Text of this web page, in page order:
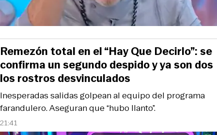
21:41
Inesperadas salidas golpean al equipo del programa
farandulero. Aseguran que “hubo llanto”.
Remezón total en el “Hay Que Decirlo”: se
confirma un segundo despido y ya son dos
los rostros desvinculados